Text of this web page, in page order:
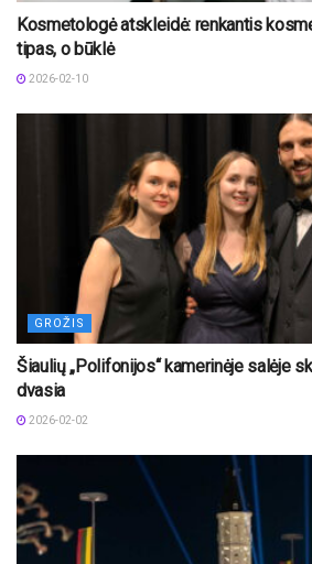
Kosmetologė atskleidė: renkantis
tipas, o būklė
2026-02-10
GROŽIS
Šiaulių „Polifonijos“ kamerinėje salėje
dvasia
2026-02-02